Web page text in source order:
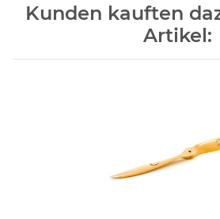
Kunden kauften
Artikel: